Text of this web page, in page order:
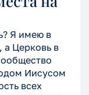
Я имею в
Церковь в
Иисусом
всех